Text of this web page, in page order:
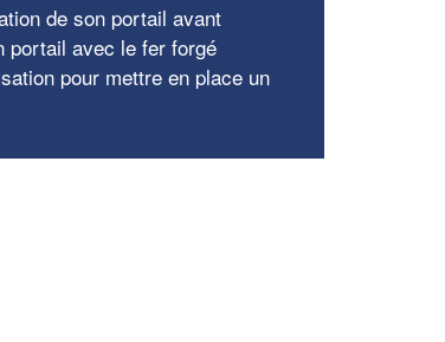
de son portail avant
portail avec le fer forgé
pour mettre en place un